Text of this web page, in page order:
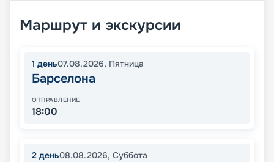
Маршрут и экскурсии
1 день07.08.2026, Пятница
Барселона
ОТПРАВЛЕНИЕ
18:00
2 день08.08.2026, Суббота